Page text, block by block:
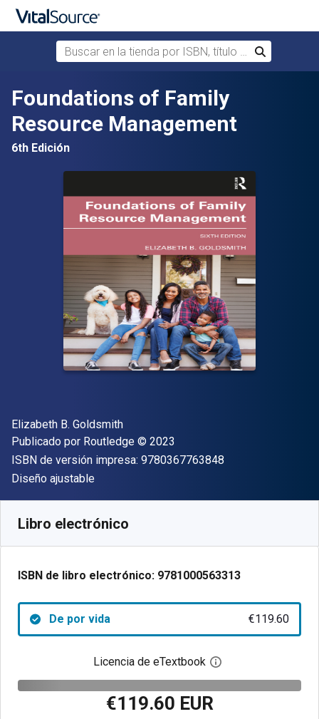
Saltar al contenido principal
Buscar en la tienda por ISBN, título o autor
Buscar
Foundations of Family
Resource Management
6th Edición
Autor(es)
Elizabeth B. Goldsmith
Editorial
Publicado por Routledge Copyright
© 2023
ISBN de versión impresa: 9780367763848
Formato
Diseño ajustable
Libro electrónico
ISBN de libro electrónico: 9781000563313
De por vida €119.60
Licencia de eTextbook Abre el cuadro de
€119.60 EUR